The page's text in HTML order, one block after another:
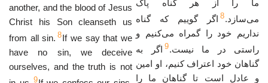
another, and the blood of Jesus
Christ his Son cleanseth us
from all sin. 8If we say that we
have no sin, we deceive
ourselves, and the truth is not
9
ما را از هر گناه پاک
می‌سازد.8 اگر گوییم که گناه
نداریم خود را گمراه می‌کنیم و
راستی در ما نیست.9 اگر به
گناهان خود اعتراف کنیم، او امین
و عادل است تا گناهان ما را